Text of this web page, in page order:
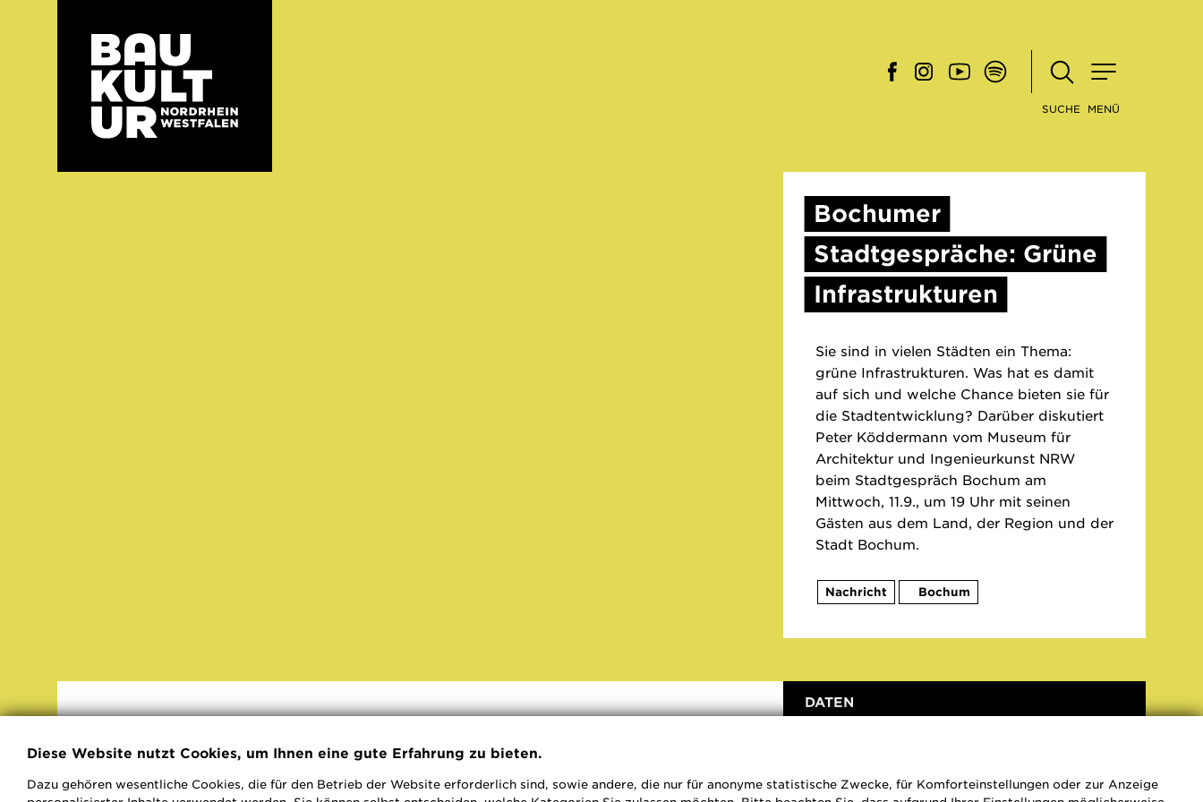
SUCHE MENÜ
Bochumer
Stadtgespräche: Grüne
Infrastrukturen
Sie sind in vielen Städten ein Thema:
grüne Infrastrukturen. Was hat es damit
auf sich und welche Chance bieten sie für
die Stadtentwicklung? Darüber diskutiert
Peter Köddermann vom Museum für
Architektur und Ingenieurkunst NRW
beim Stadtgespräch Bochum am
Mittwoch, 11.9., um 19 Uhr mit seinen
Gästen aus dem Land, der Region und der
Stadt Bochum.
Nachricht Bochum
Die Veranstaltung im Rahmen der
den Begriff „Grüne Infrastruktur“ auf seine
DATEN
01.09.2019
Bochum
Diese Website nutzt Cookies, um Ihnen eine gute Erfahrung zu bieten.
Dazu gehören wesentliche Cookies, die für den Betrieb der Website erforderlich sind, sowie andere, die nur für anonyme statistische Zwecke, für Komforteinstellungen oder zur Anzeige